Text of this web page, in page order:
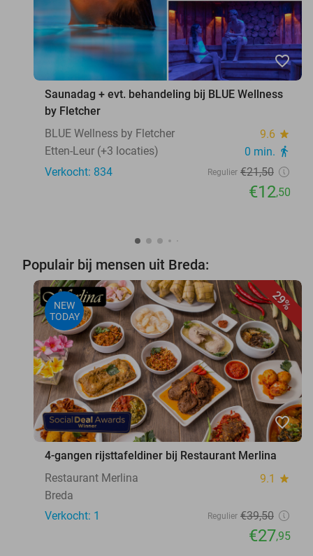
favorite_border
Saunadag + evt. behandeling bij BLUE Wellness
by Fletcher
BLUE Wellness by Fletcher
9.6 star
Etten-Leur (+3 locaties) 0 min. directions_walk
Verkocht: 834 Regulier €21,50
€12,50
Populair bij mensen uit Breda:
29%
NEW
TODAY
favorite_border
4-gangen rijsttafeldiner bij Restaurant Merlina
Restaurant Merlina
9.1 star
Breda
Verkocht: 1
Regulier €39,50
€27,95